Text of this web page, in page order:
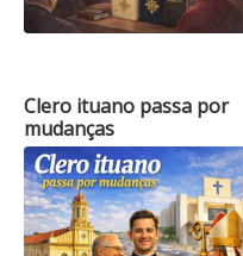
Clero ituano passa por
mudanças